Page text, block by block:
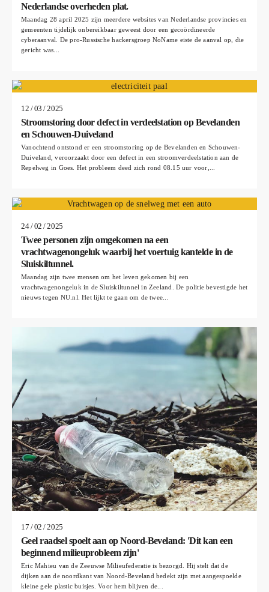
Nederlandse overheden plat​.
Maandag 28 april 2025 zijn meerdere websites van Nederlandse provincies en
gemeenten tijdelijk onbereikbaar geweest door een gecoördineerde
cyberaanval. De pro-Russische hackersgroep NoName eiste de aanval op, die
gericht was...
12 / 03 / 2025
Stroomstoring door defect in verdeelstation op Bevelanden
en Schouwen-Duiveland
Vanochtend ontstond er een stroomstoring op de Bevelanden en Schouwen-
Duiveland, veroorzaakt door een defect in een stroomverdeelstation aan de
Repelweg in Goes. Het probleem deed zich rond 08.15 uur voor,...
24 / 02 / 2025
Twee personen zijn omgekomen na een
vrachtwagenongeluk waarbij het voertuig kantelde in de
Sluiskiltunnel.
Maandag zijn twee mensen om het leven gekomen bij een
vrachtwagenongeluk in de Sluiskiltunnel in Zeeland. De politie bevestigde het
nieuws tegen NU.nl. Het lijkt te gaan om de twee...
17 / 02 / 2025
Geel raadsel spoelt aan op Noord-Beveland: 'Dit kan een
beginnend milieuprobleem zijn'
Eric Mahieu van de Zeeuwse Milieufederatie is bezorgd. Hij stelt dat de
dijken aan de noordkant van Noord-Beveland bedekt zijn met aangespoelde
kleine gele plastic buisjes. Voor hem blijven de...